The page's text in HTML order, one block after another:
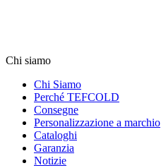
Chi siamo
Chi Siamo
Perché TEFCOLD
Consegne
Personalizzazione a marchio
Cataloghi
Garanzia
Notizie